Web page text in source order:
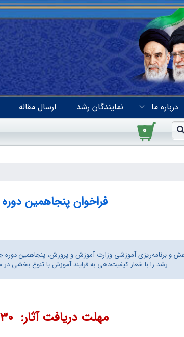
درباره ما نمایندگان رشد ارسال مقاله
۰
فراخوان پنجاهمین
و برنامه‌ریزی آموزشی وزارت آموزش و پرورش، پنجاهمین دوره
رشد را با شعار کیفیت‌دهی به فرایند آموزش با تنوع بخشی در
مهلت دریافت آثار: